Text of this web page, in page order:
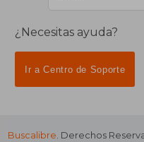
¿Necesitas ayuda?
Ir a Centro de Soporte
Buscalibre. Derechos